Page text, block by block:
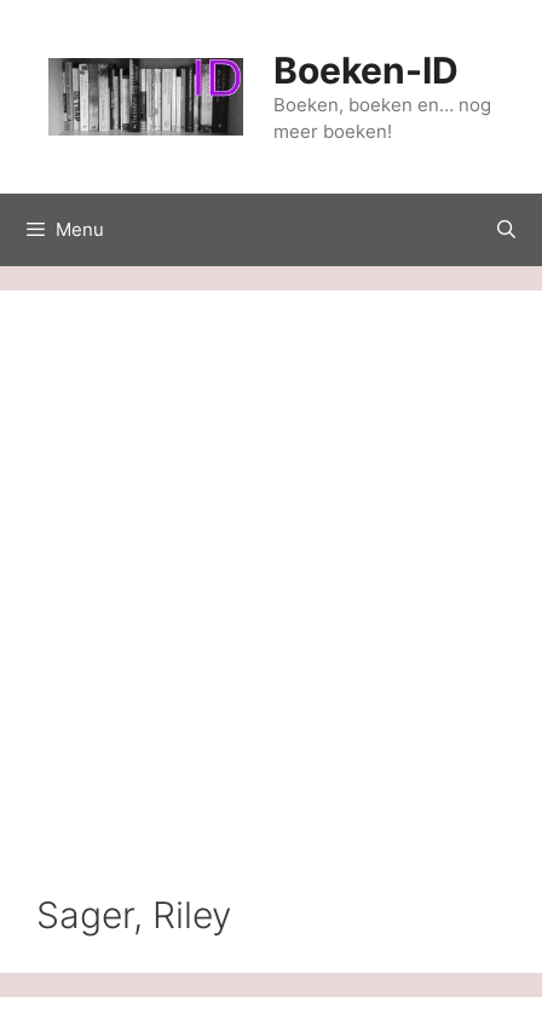
inhoud
Boeken-ID
Boeken, boeken en… nog
meer boeken!
Menu
Sager, Riley